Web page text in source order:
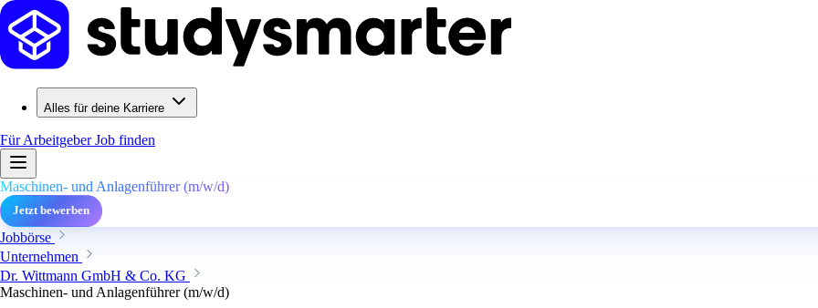
Alles für deine Karriere
Für ArbeitgeberJob finden
Maschinen- und Anlagenführer (m/w/d)
Jetzt bewerben
Jobbörse
Unternehmen
Dr. Wittmann GmbH & Co. KG
Maschinen- und Anlagenführer (m/w/d)